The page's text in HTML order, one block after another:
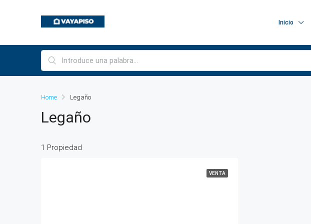
Inicio
Home Legaño
Legaño
1 Propiedad
VENTA